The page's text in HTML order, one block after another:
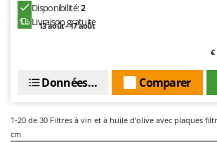
Disponibilité:2
Livraison gratuite
13 août - 17 août
€
Comparer
Données techniques
1-20 de 30 Filtres à vin et à huile d’olive avec plaques
cm